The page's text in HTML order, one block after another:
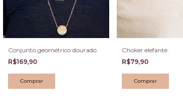
Conjunto geométrico dourado
R$169,90
Choker elefante
R$79,90